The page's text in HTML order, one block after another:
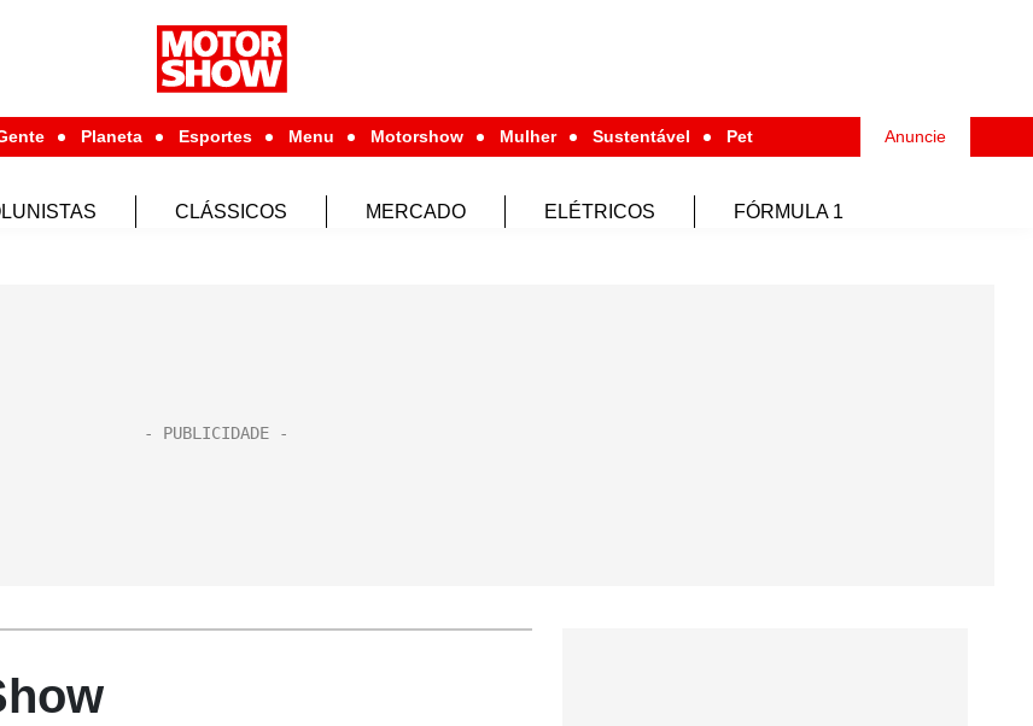
Planeta Esportes Menu Motorshow Mulher Sustentável Pet Anuncie
CLÁSSICOS MERCADO ELÉTRICOS FÓRMULA 1